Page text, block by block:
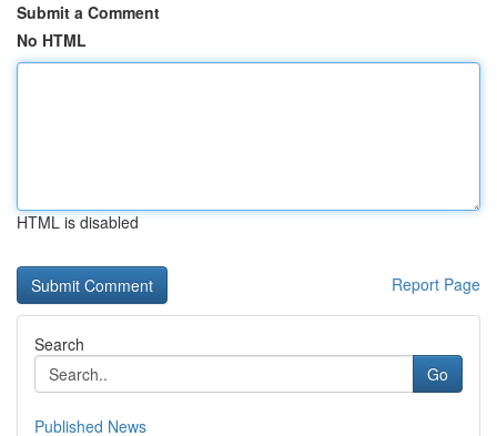
Submit a Comment
No HTML
HTML is disabled
Report Page
Search
Go
Published News